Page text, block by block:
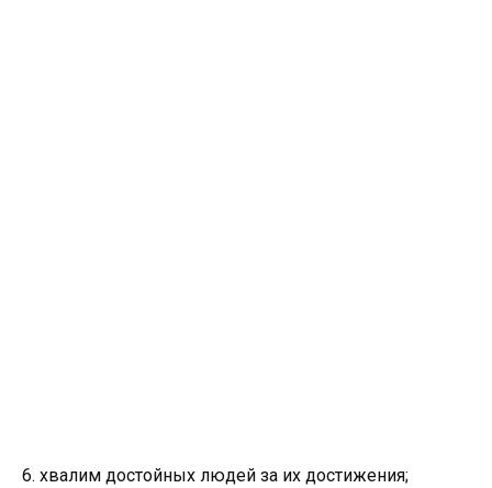
6. хвалим достойных людей за их достижения;